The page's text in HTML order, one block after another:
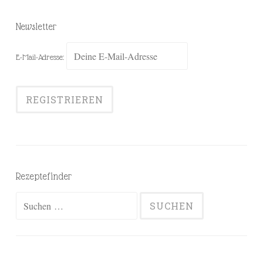
Newsletter
E-Mail-Adresse:
Rezeptefinder